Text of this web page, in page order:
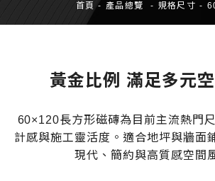
首頁 - 產品總覽 - 規格尺寸 -
黃金比例 滿足多元
60×120長方形磁磚為目前主流熱門
計感與施工靈活度。適合地坪與牆面
現代、簡約與高質感空間